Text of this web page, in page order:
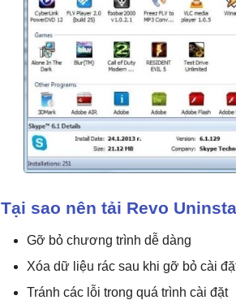
Tại sao nên tải Revo
Gỡ bỏ chương trình dễ dàng
Xóa dữ liệu rác sau khi gỡ bỏ cài
Tránh các lỗi trong quá trình cài đặt